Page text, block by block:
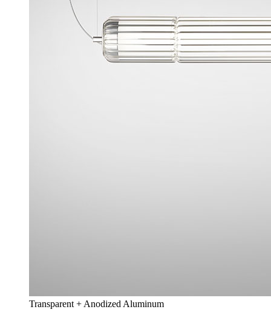
Transparent + Anodized Aluminum